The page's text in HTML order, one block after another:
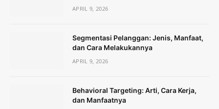
APRIL 9, 2026
Segmentasi Pelanggan: Jenis, Manfaat,
dan Cara Melakukannya
APRIL 9, 2026
Behavioral Targeting: Arti, Cara Kerja,
dan Manfaatnya